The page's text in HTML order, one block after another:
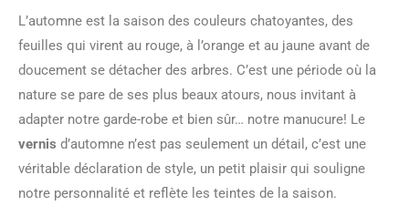
L’automne est la saison des couleurs chatoyantes, des
feuilles qui virent au rouge, à l’orange et au jaune avant de
doucement se détacher des arbres. C’est une période où la
nature se pare de ses plus beaux atours, nous invitant à
adapter notre garde-robe et bien sûr… notre manucure! Le
vernis d’automne n’est pas seulement un détail, c’est une
véritable déclaration de style, un petit plaisir qui souligne
notre personnalité et reflète les teintes de la saison.